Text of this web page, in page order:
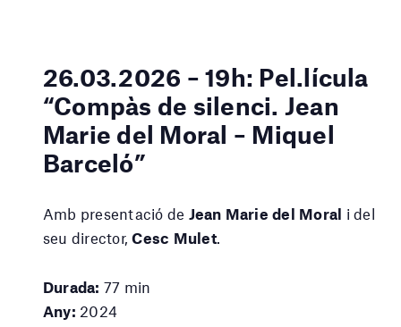
26.03.2026 – 19h: Pel.lícula
“Compàs de silenci. Jean
Marie del Moral – Miquel
Barceló”
Amb presentació de Jean Marie del Moral i del
seu director,Cesc Mulet.
Durada: 77 min
Any: 2024